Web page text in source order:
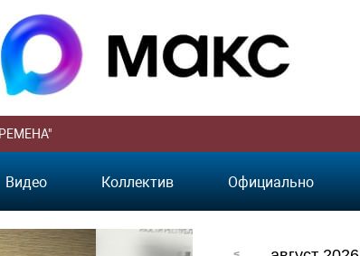
Видео Коллектив Официально